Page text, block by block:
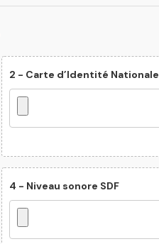
2 - Carte d’Identité Nationale
4 - Niveau sonore SDF